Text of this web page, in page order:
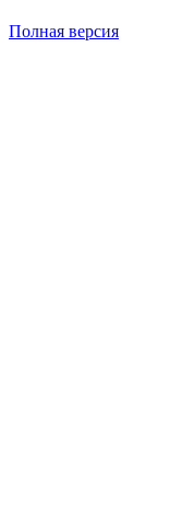
Полная версия